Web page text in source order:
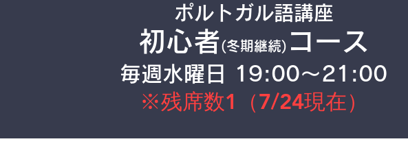
ポルトガル語講座​
初心者(冬期継続) コース
毎週水曜日 19:00～21:00
※残席数1（7/24現在）